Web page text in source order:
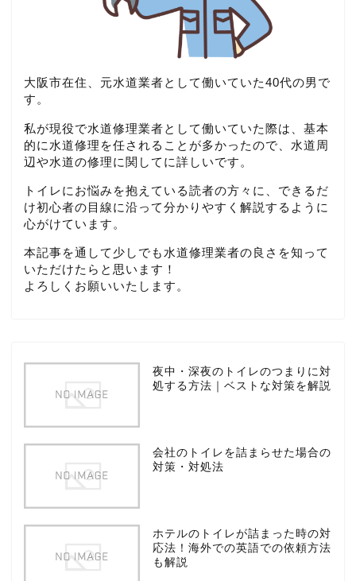
大阪市在住、元水道業者として働いていた40代の男で
す。
私が現役で水道修理業者として働いていた際は、基本
的に水道修理を任されることが多かったので、水道周
辺や水道の修理に関してに詳しいです。
トイレにお悩みを抱えている読者の方々に、できるだ
け初心者の目線に沿って分かりやすく解説するように
心がけています。
本記事を通して少しでも水道修理業者の良さを知って
いただけたらと思います！
よろしくお願いいたします。
夜中・深夜のトイレのつまりに対
処する方法｜ベストな対策を解説
会社のトイレを詰まらせた場合の
対策・対処法
ホテルのトイレが詰まった時の対
応法！海外での英語での依頼方法
も解説